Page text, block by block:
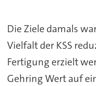
Die Ziele damals
Vielfalt der KSS
Fertigung erzielt
Gehring Wert auf